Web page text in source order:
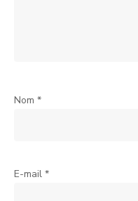
Nom *
E-mail *